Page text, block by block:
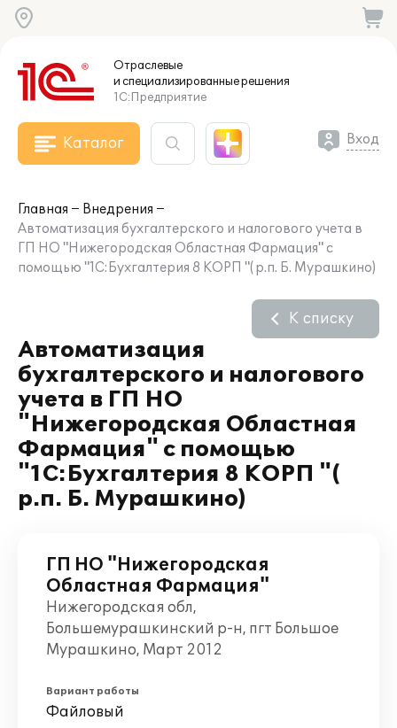
Отраслевые
и специализированныерешения
1С:Предприятие
Каталог Вход
Главная
Внедрения
Автоматизация бухгалтерского и налогового учета в
ГП НО "Нижегородская Областная Фармация" с
помощью "1С:Бухгалтерия 8 КОРП "( р.п. Б. Мурашкино)
Автоматизация
бухгалтерского и налогового
учета в ГП НО
"Нижегородская Областная
Фармация" с помощью
"1С:Бухгалтерия 8 КОРП "(
р.п. Б. Мурашкино)
К списку
ГП НО "Нижегородская
Областная Фармация"
Нижегородская обл,
Большемурашкинский р-н, пгт Большое
Мурашкино, Март 2012
Вариант работы
Файловый